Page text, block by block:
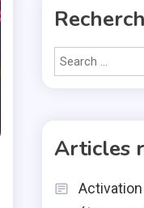
Articles